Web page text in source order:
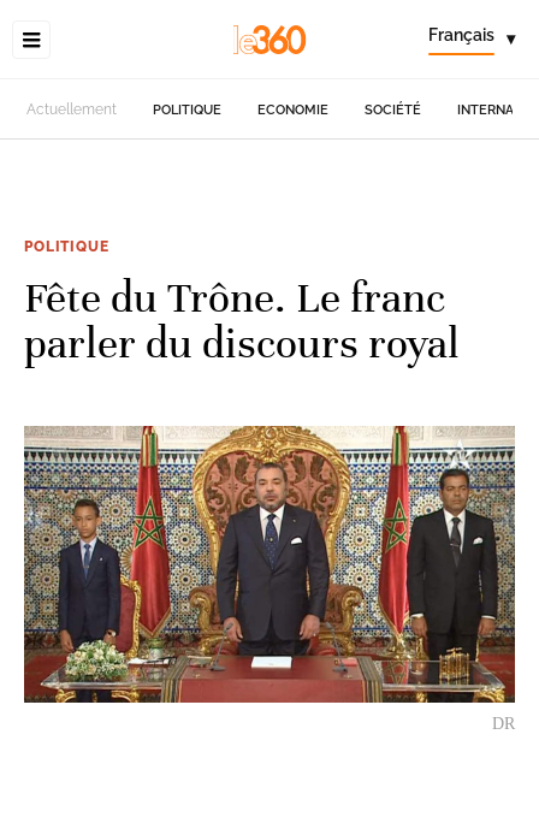
Français ▾
Actuellement POLITIQUE ECONOMIE SOCIÉTÉ
POLITIQUE
Fête du Trône. Le franc
parler du discours royal
DR